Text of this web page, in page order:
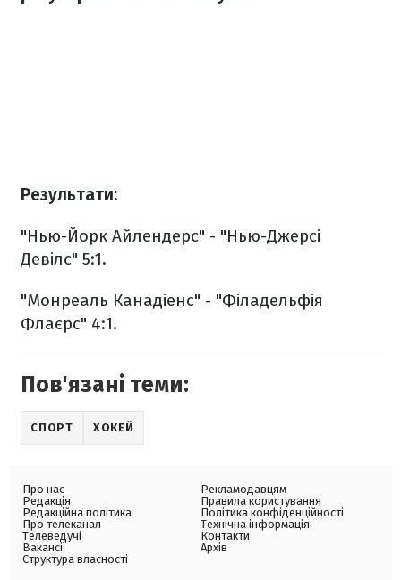
Результати:
"Нью-Йорк Айлендерс" - "Нью-Джерсі
Девілс" 5:1.
"Монреаль Канадіенс" - "Філадельфія
Флаєрс" 4:1.
Пов'язані теми:
СПОРТ ХОКЕЙ
Про нас
Редакція
Редакційна політика
Про телеканал
Телеведучі
Вакансії
Структура власності
Рекламодавцям
Правила користування
Політика конфіденційності
Технічна інформація
Контакти
Архів